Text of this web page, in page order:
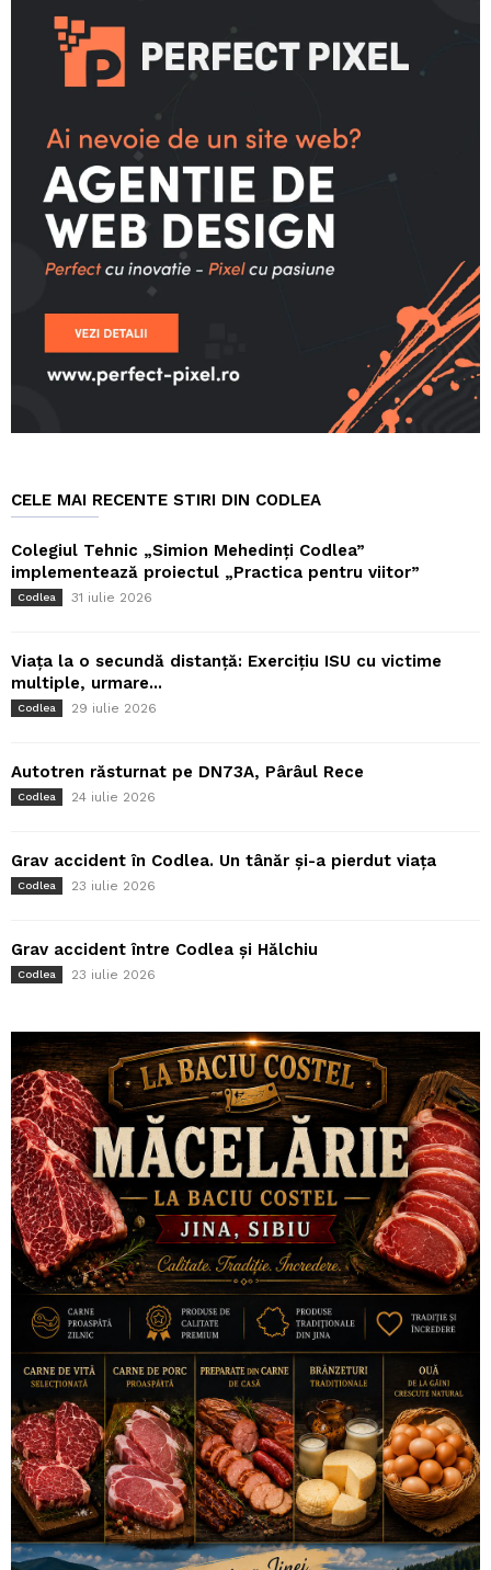
CELE MAI RECENTE STIRI DIN CODLEA
Colegiul Tehnic „Simion Mehedinți Codlea”
implementează proiectul „Practica pentru viitor”
Codlea 31 iulie 2026
Viața la o secundă distanță: Exercițiu ISU cu victime
multiple, urmare...
Codlea 29 iulie 2026
Autotren răsturnat pe DN73A, Pârâul Rece
Codlea 24 iulie 2026
Grav accident în Codlea. Un tânăr și-a pierdut viața
Codlea 23 iulie 2026
Grav accident între Codlea și Hălchiu
Codlea 23 iulie 2026